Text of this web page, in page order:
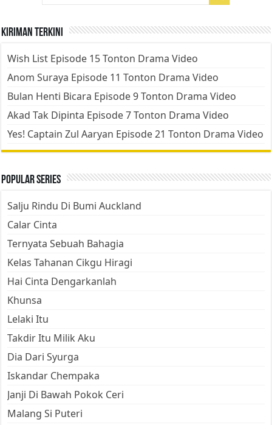
Kiriman Terkini
Wish List Episode 15 Tonton Drama Video
Anom Suraya Episode 11 Tonton Drama Video
Bulan Henti Bicara Episode 9 Tonton Drama Video
Akad Tak Dipinta Episode 7 Tonton Drama Video
Yes! Captain Zul Aaryan Episode 21 Tonton Drama Video
Popular Series
Salju Rindu Di Bumi Auckland
Calar Cinta
Ternyata Sebuah Bahagia
Kelas Tahanan Cikgu Hiragi
Hai Cinta Dengarkanlah
Khunsa
Lelaki Itu
Takdir Itu Milik Aku
Dia Dari Syurga
Iskandar Chempaka
Janji Di Bawah Pokok Ceri
Malang Si Puteri